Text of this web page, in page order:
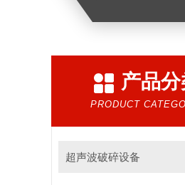
产品
PRODUCT
超声波破碎设备